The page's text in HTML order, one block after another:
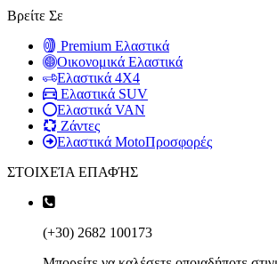
Βρείτε Σε
Premium Ελαστικά
Οικονομικά Ελαστικά
Ελαστικά 4X4
Ελαστικά SUV
Ελαστικά VAN
Ζάντες
Ελαστικά MotoΠροσφορές
ΣΤΟΙΧΕΊΑ ΕΠΑΦΉΣ
(+30) 2682 100173